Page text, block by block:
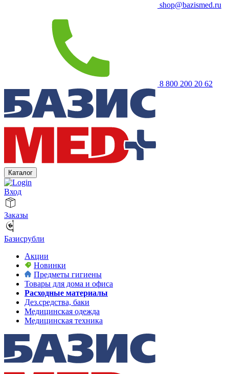
shop@bazismed.ru
8 800 200 20 62
Каталог
Вход
Заказы
Базисрубли
Акции
Новинки
Предметы гигиены
Товары для дома и офиса
Расходные материалы
Дез.средства, баки
Медицинская одежда
Медицинская техника